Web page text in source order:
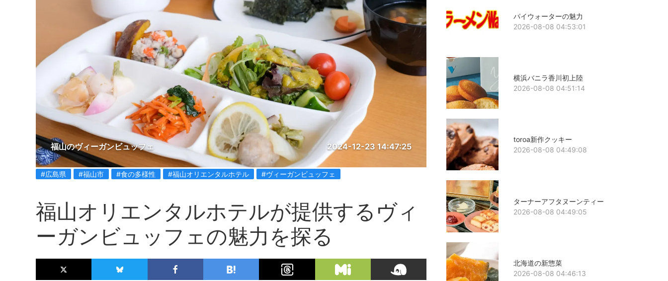
福山のヴィーガンビュッフェ 2024-12-23 14:47:25
#広島県 #福山市 #食の多様性 #福山オリエンタルホテル #ヴィーガンビュッフェ
福山オリエンタルホテルが提供するヴィ
ーガンビュッフェの魅力を探る
パイウォーターの魅力
2026-08-08 04:53:01
横浜バニラ香川初上陸
2026-08-08 04:51:14
toroa新作クッキー
2026-08-08 04:49:08
ターナーアフタヌーンティー
2026-08-08 04:49:05
北海道の新惣菜
2026-08-08 04:46:13